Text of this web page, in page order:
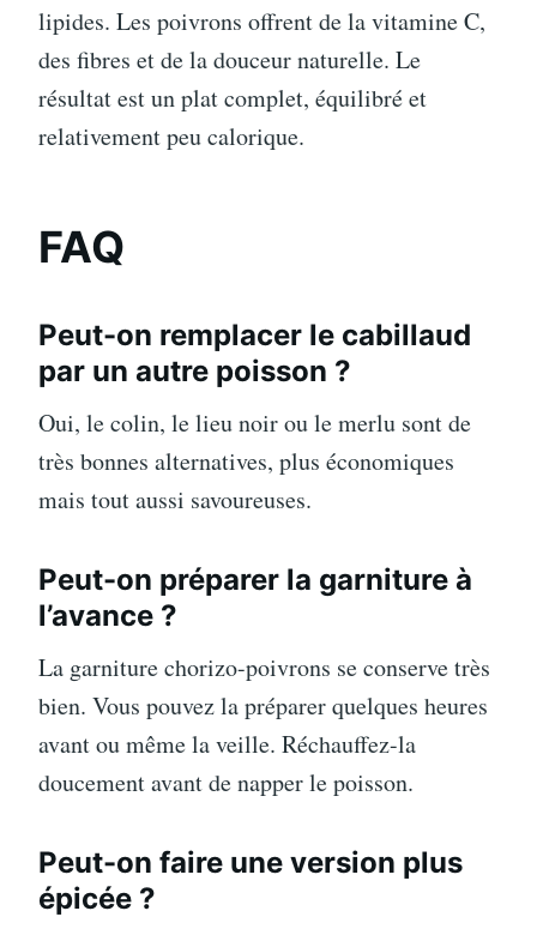
lipides. Les poivrons offrent de la vitamine C,
des fibres et de la douceur naturelle. Le
résultat est un plat complet, équilibré et
relativement peu calorique.
FAQ
Peut-on remplacer le cabillaud
par un autre poisson ?
Oui, le colin, le lieu noir ou le merlu sont de
très bonnes alternatives, plus économiques
mais tout aussi savoureuses.
Peut-on préparer la garniture à
l’avance ?
La garniture chorizo-poivrons se conserve très
bien. Vous pouvez la préparer quelques heures
avant ou même la veille. Réchauffez-la
doucement avant de napper le poisson.
Peut-on faire une version plus
épicée ?